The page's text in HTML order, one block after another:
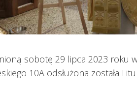
sobotę 29 lipca 2023 roku
10A odsłużona została